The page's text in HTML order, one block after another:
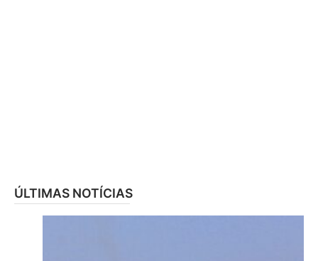
ÚLTIMAS NOTÍCIAS